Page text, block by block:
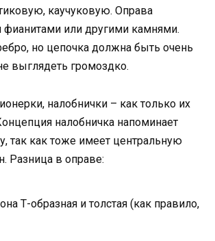
каучуковую. Оправа
фианитами или другими камнями.
но цепочка должна быть очень
выглядеть громоздко.
налобнички – как только их
налобничка напоминает
так как тоже имеет центральную
Разница в оправе:
Т-образная и толстая (как правило,